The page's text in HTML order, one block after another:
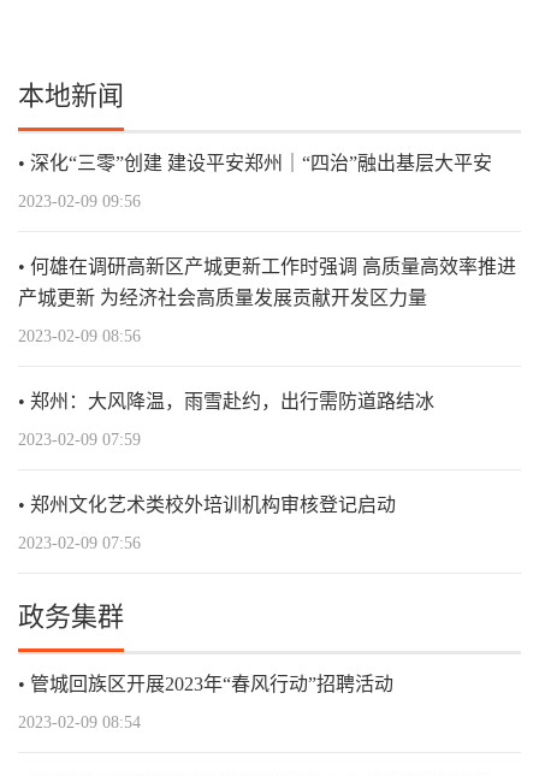
本地新闻
深化“三零”创建 建设平安郑州｜“四治”融出基层大平安
2023-02-09 09:56
何雄在调研高新区产城更新工作时强调 高质量高效率推进
产城更新 为经济社会高质量发展贡献开发区力量
2023-02-09 08:56
郑州：大风降温，雨雪赴约，出行需防道路结冰
2023-02-09 07:59
郑州文化艺术类校外培训机构审核登记启动
2023-02-09 07:56
政务集群
管城回族区开展2023年“春风行动”招聘活动
2023-02-09 08:54